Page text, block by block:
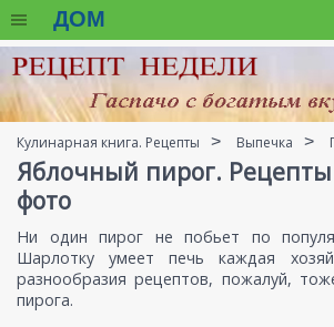
ДОМ
Кулинарная книга. Рецепты Выпечка
Яблочный пирог.
фото
Ни один пирог не побьет по
Шарлотку умеет печь каждая
разнообразия рецептов, пожалуй,
пирога.